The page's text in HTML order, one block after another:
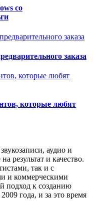
со
заказа
которые любят
аудио и
результат и качество.
так и с
и коммерческими
подход к созданию
года, и за это время